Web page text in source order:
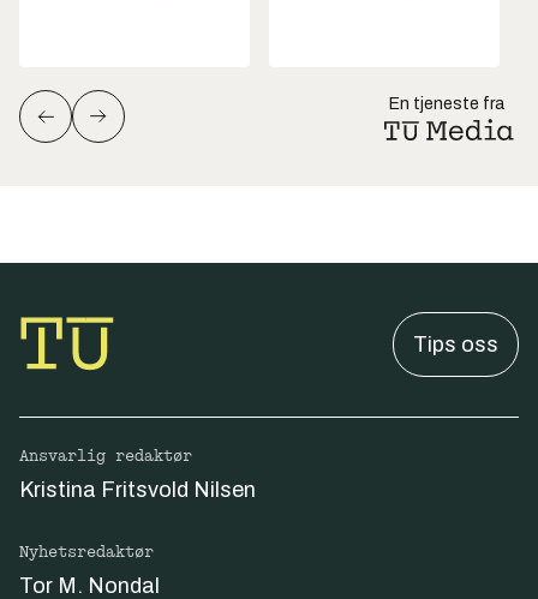
En tjeneste fra
Tips oss
Ansvarlig redaktør
Kristina Fritsvold Nilsen
Nyhetsredaktør
Tor M. Nondal